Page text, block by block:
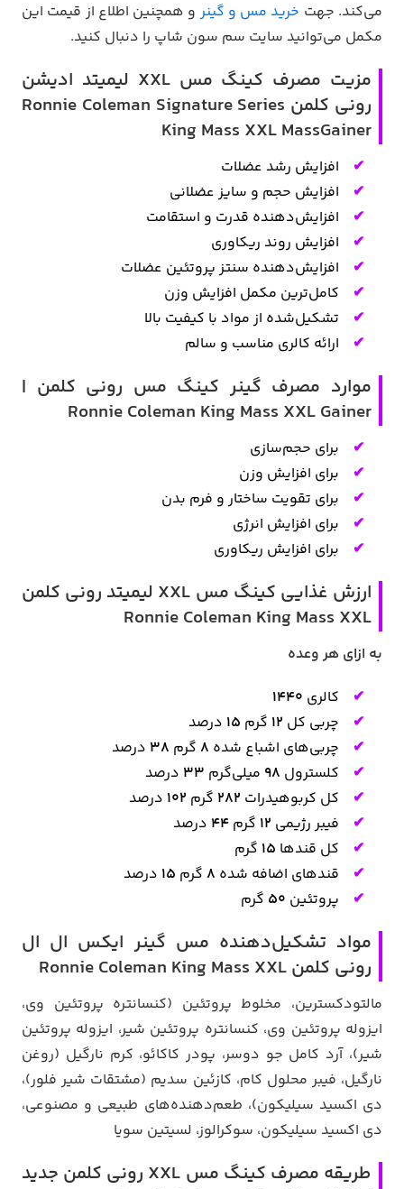
می‌کند. جهت خرید مس و گینرو همچنین اطلاع از قیمت این
مکمل می‌توانید سایت سم سون شاپ را دنبال کنید.
مزیت مصرف کینگ مس XXL لیمیتد ادیشن
رونی کلمن Ronnie Coleman Signature Series
King Mass XXL MassGainer
افزایش رشد عضلات
افزایش حجم و سایز عضلانی
افزایش‌دهنده قدرت و استقامت
افزایش روند ریکاوری
افزایش‌دهنده سنتز پروتئین عضلات
کامل‌ترین مکمل افزایش وزن
تشکیل‌شده از مواد با کیفیت بالا
ارائه کالری مناسب و سالم
موارد مصرف گینر کینگ مس رونی کلمن |
Ronnie Coleman King Mass XXL Gainer
برای حجم‌سازی
برای افزایش وزن
برای تقویت ساختار و فرم بدن
برای افزایش انرژی
برای افزایش ریکاوری
ارزش غذایی کینگ مس XXL لیمیتد رونی کلمن
Ronnie Coleman King Mass XXL
به ازای هر وعده
کالری 1440
چربی کل 12 گرم 15 درصد
چربی‌های اشباع شده 8 گرم 38 درصد
کلسترول 98 میلی‌گرم 33 درصد
کل کربوهیدرات 282 گرم 102 درصد
فیبر رژیمی 12 گرم 44 درصد
کل قندها 15 گرم
قندهای اضافه شده 8 گرم 15 درصد
پروتئین 50 گرم
مواد تشکیل‌دهنده مس گینر ایکس ال ال
رونی کلمن Ronnie Coleman King Mass XXL
مالتودکسترین، مخلوط پروتئین (کنسانتره پروتئین وی،
ایزوله پروتئین وی، کنسانتره پروتئین شیر، ایزوله پروتئین
شیر)، آرد کامل جو دوسر، پودر کاکائو، کرم نارگیل (روغن
نارگیل، فیبر محلول کام، کازئین سدیم (مشتقات شیر فلور)،
دی اکسید سیلیکون)، طعم‌دهنده‌های طبیعی و مصنوعی،
دی اکسید سیلیکون، سوکرالوز، لسیتین سویا
طریقه مصرف کینگ مس XXL رونی کلمن جدید